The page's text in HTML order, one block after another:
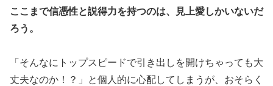
ここまで信憑性と説得力を持つのは、見上愛しかいないだ
ろう。
「そんなにトップスピードで引き出しを開けちゃっても大
丈夫なのか！？」と個人的に心配してしまうが、おそらく